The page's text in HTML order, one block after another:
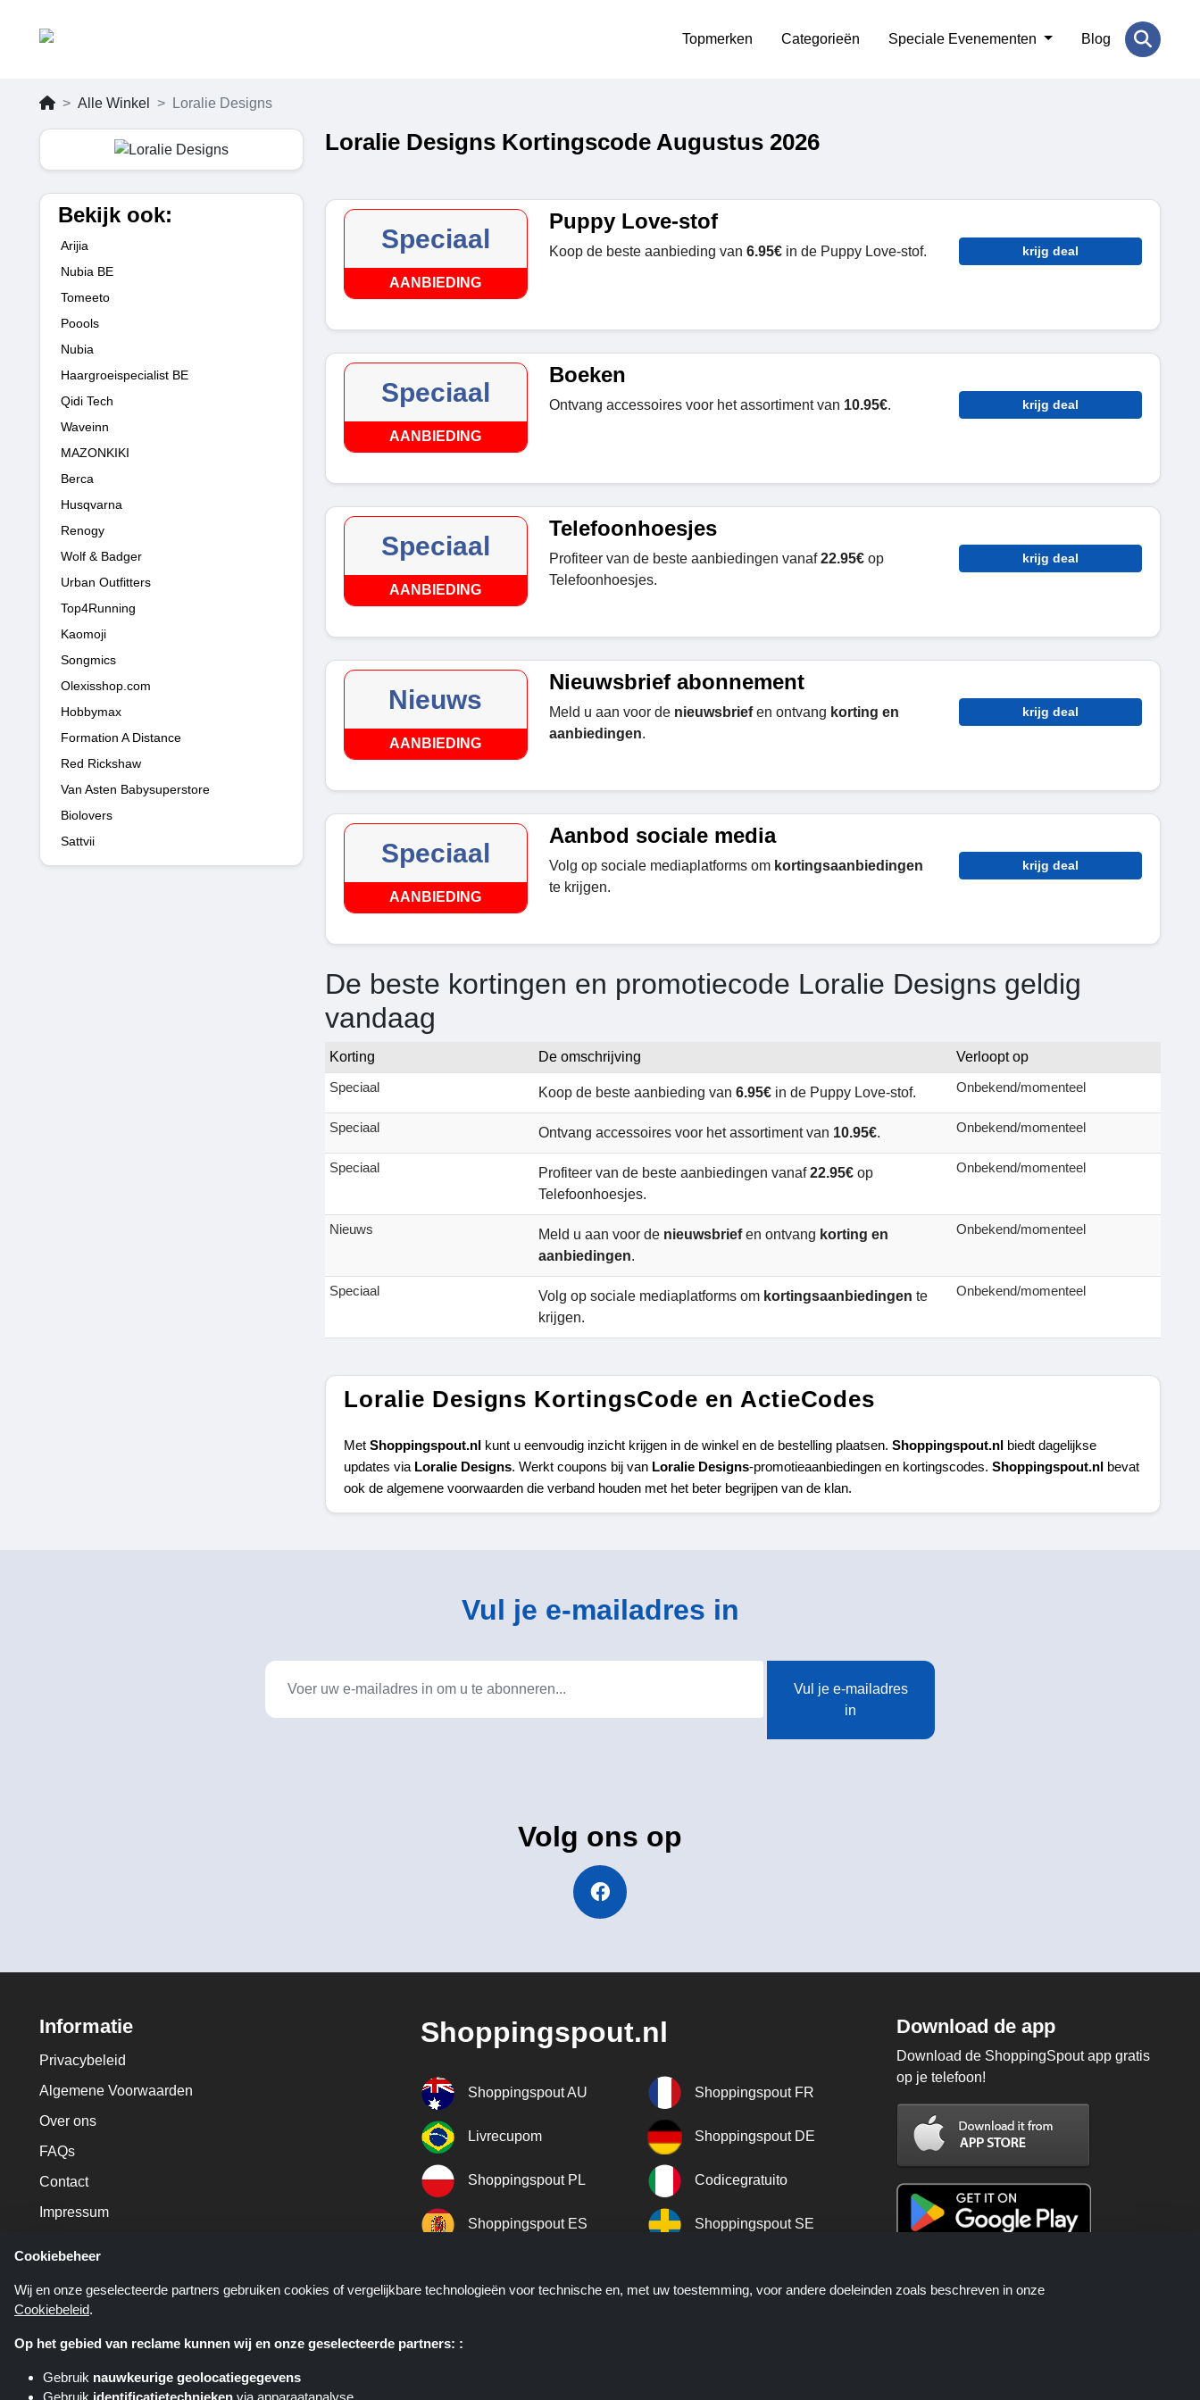
Topmerken Categorieën Speciale Evenementen Blog
Alle Winkel Loralie Designs
Bekijk ook:
Arijia
Nubia BE
Tomeeto
Poools
Nubia
Haargroeispecialist BE
Qidi Tech
Waveinn
MAZONKIKI
Berca
Husqvarna
Renogy
Wolf & Badger
Urban Outfitters
Top4Running
Kaomoji
Songmics
Olexisshop.com
Hobbymax
Formation A Distance
Red Rickshaw
Van Asten Babysuperstore
Biolovers
Sattvii
Loralie Designs Kortingscode Augustus 2026
Speciaal
AANBIEDING
Puppy Love-stof
Koop de beste aanbieding van 6.95€in de Puppy Love-stof. krijg deal
Speciaal
AANBIEDING
Boeken
Ontvang accessoires voor het assortiment van 10.95€. krijg deal
Speciaal
AANBIEDING
Telefoonhoesjes
Profiteer van de beste aanbiedingen vanaf22.95€op
Telefoonhoesjes.
krijg deal
Nieuws
AANBIEDING
Nieuwsbrief abonnement
Meld u aan voor de nieuwsbriefen ontvang korting en
aanbiedingen.
krijg deal
Speciaal
AANBIEDING
Aanbod sociale media
Volg op sociale mediaplatforms om kortingsaanbiedingen
te krijgen.
krijg deal
De beste kortingen en promotiecode Loralie Designs geldig
vandaag
Korting De omschrijving
Verloopt op
Speciaal
Koop de beste aanbieding van 6.95€ in de Puppy Love-stof. Onbekend/momenteel
Speciaal Ontvang accessoires voor het assortiment van 10.95€. Onbekend/momenteel
Speciaal Profiteer van de beste aanbiedingen vanaf22.95€ op
Telefoonhoesjes.
Onbekend/momenteel
Nieuws Meld u aan voor de nieuwsbriefen ontvang korting en
aanbiedingen.
Onbekend/momenteel
Speciaal Volg op sociale mediaplatforms om kortingsaanbiedingen te
krijgen.
Onbekend/momenteel
Loralie Designs KortingsCode en ActieCodes
Met Shoppingspout.nl kunt u eenvoudig inzicht krijgen in de winkel en de bestelling plaatsen. Shoppingspout.nl
biedt dagelijkse
updates via Loralie Designs. Werkt coupons bij van Loralie Designs-promotieaanbiedingen en kortingscodes. Shoppingspout.nl
bevat
ook de algemene voorwaarden die verband houden met het beter begrijpen van de klan.
Vul je e-mailadres in
Vul je e-mailadres
in
Volg ons op
Informatie
Privacybeleid
Algemene Voorwaarden
Over ons
FAQs
Contact
Impressum
Shoppingspout.nl
Shoppingspout AU Shoppingspout FR
Livrecupom Shoppingspout DE
Shoppingspout PL Codicegratuito
Shoppingspout ES Shoppingspout SE
Download de app
Download de ShoppingSpout app gratis
op je telefoon!
Cookiebeheer
Wij en onze geselecteerde partners gebruiken cookies of vergelijkbare technologieën voor technische en, met uw toestemming, voor andere doeleinden zoals beschreven in onze
Cookiebeleid.
Op het gebied van reclame kunnen wij en onze geselecteerde partners: :
Gebruik nauwkeurige geolocatiegegevens
Gebruik identificatietechnieken via apparaatanalyse